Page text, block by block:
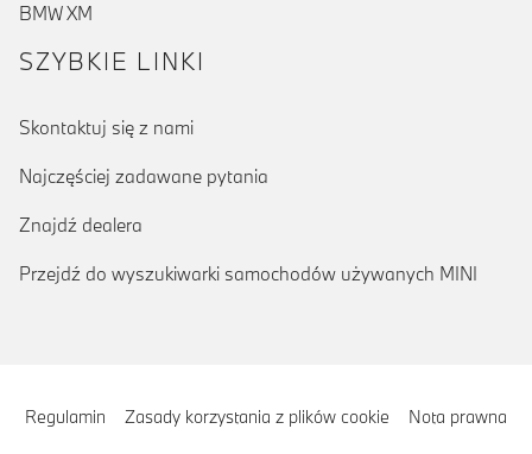
BMW XM
SZYBKIE LINKI
Skontaktuj się z nami
Najczęściej zadawane pytania
Znajdź dealera
Przejdź do wyszukiwarki samochodów używanych MINI
Regulamin Zasady korzystania z plików cookie Nota prawna